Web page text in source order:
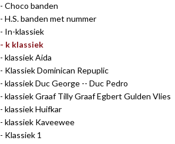
Choco banden
H.S. banden met nummer
In-klassiek
k klassiek
klassiek Aida
Klassiek Dominican Repuplic
klassiek Duc George -- Duc Pedro
klassiek Graaf Tilly Graaf Egbert Gulden Vlies
klassiek Huifkar
klassiek Kaveewee
Klassiek 1